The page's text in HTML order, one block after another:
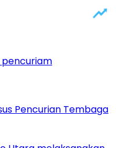
Pencurian Tembaga